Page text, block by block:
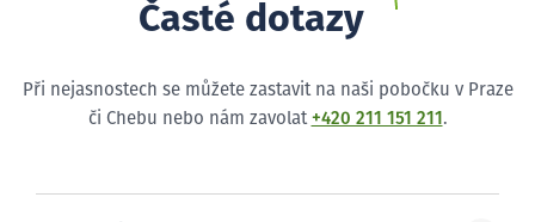
Časté dotazy
Při nejasnostech se můžete zastavit na naši pobočku v Praze
či Chebu nebo nám zavolat +420 211 151 211 .